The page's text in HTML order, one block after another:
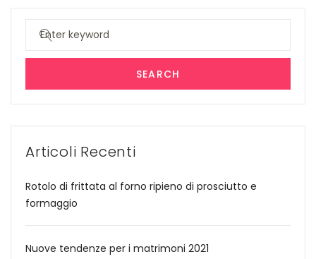
Search
SEARCH
Articoli Recenti
Rotolo di frittata al forno ripieno di prosciutto e
formaggio
Nuove tendenze per i matrimoni 2021